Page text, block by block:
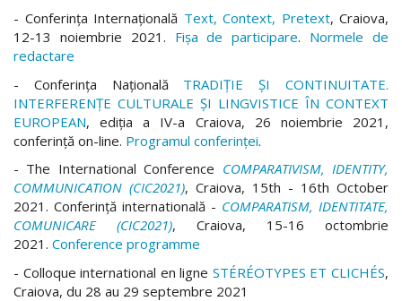
- Conferința Internațională Text, Context, Pretext, Craiova,
12-13 noiembrie 2021. Fișa de participare. Normele de
redactare
- Conferinţa Naţională TRADIŢIE ŞI CONTINUITATE.
INTERFERENȚE CULTURALE ȘI LINGVISTICE ÎN CONTEXT
EUROPEAN, ediția a IV-a Craiova, 26 noiembrie 2021,
conferință on-line. Programul conferinței.
- The International Conference COMPARATIVISM, IDENTITY,
COMMUNICATION (CIC2021), Craiova, 15th - 16th October
2021. Conferinţă internatională - COMPARATISM, IDENTITATE,
COMUNICARE (CIC2021), Craiova, 15-16 octombrie
2021. Conference programme
- Colloque international en ligne STÉRÉOTYPES ET CLICHÉS,
Craiova, du 28 au 29 septembre 2021